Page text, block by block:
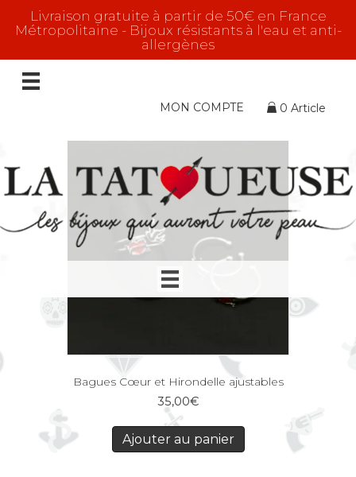
Livraison gratuite à partir de 50€ en France
Métropolitaine - Bijoux résistants à l'eau et anti-
allergènes
MON COMPTE 0 Article
7 résultats affichés
Bagues Cœur et Hirondelle ajustables
35,00€
Ajouter au panier